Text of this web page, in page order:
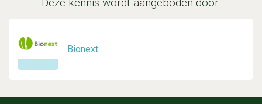
Deze kennis wordt aangeboden door:
Bionext